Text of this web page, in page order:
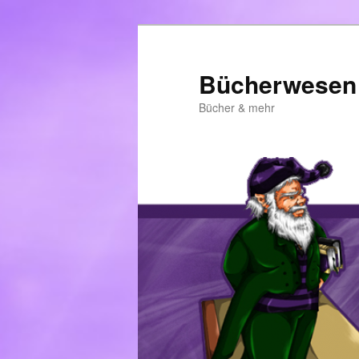
Bücherwesen
Bücher & mehr